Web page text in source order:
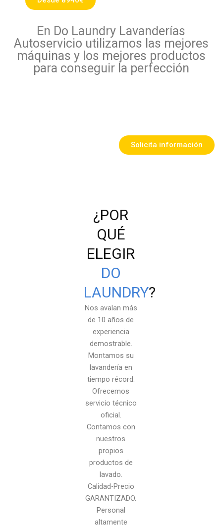
En Do Laundry Lavanderías
Autoservicio utilizamos las mejores
máquinas y los mejores productos
para conseguir la perfección
Solicita información
¿POR
QUÉ
ELEGIR
DO
LAUNDRY?
Nos avalan más
de 10 años de
experiencia
demostrable.
Montamos su
lavandería en
tiempo récord.
Ofrecemos
servicio técnico
oficial.
Contamos con
nuestros
propios
productos de
lavado.
Calidad-Precio
GARANTIZADO.
Personal
altamente